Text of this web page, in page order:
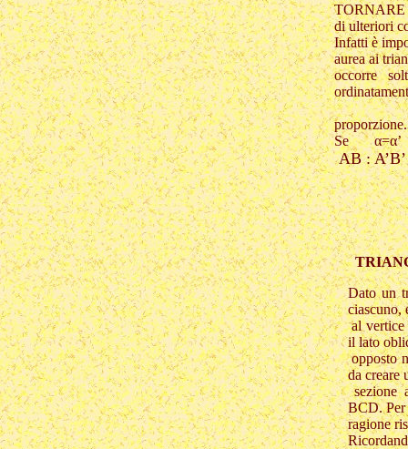
di ulteriori
Infatti è
aurea ai
occorre
Se
AB : A’B’
Dato un
ciascuno,
al vertice
il lato
opposto
da creare
sezione
BCD. Per
ragione